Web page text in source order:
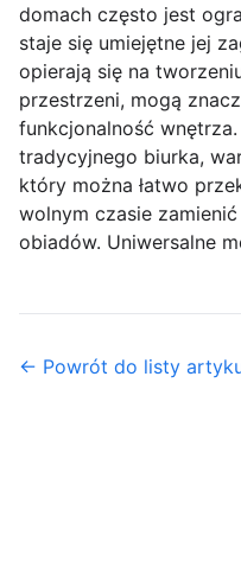
domach często jest
staje się umiejętne jej
opierają się na
przestrzeni, mogą
funkcjonalność
tradycyjnego biurka,
który można łatwo
wolnym czasie
obiadów. Uniwersalne
← Powrót do listy